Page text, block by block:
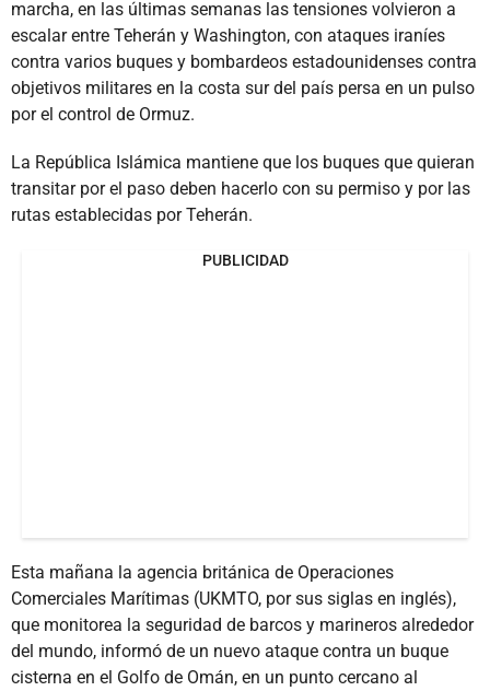
marcha, en las últimas semanas las tensiones volvieron a
escalar entre Teherán y Washington, con ataques iraníes
contra varios buques y bombardeos estadounidenses contra
objetivos militares en la costa sur del país persa en un pulso
por el control de Ormuz.
La República Islámica mantiene que los buques que quieran
transitar por el paso deben hacerlo con su permiso y por las
rutas establecidas por Teherán.
PUBLICIDAD
Esta mañana la agencia británica de Operaciones
Comerciales Marítimas (UKMTO, por sus siglas en inglés),
que monitorea la seguridad de barcos y marineros alrededor
del mundo, informó de un nuevo ataque contra un buque
cisterna en el Golfo de Omán, en un punto cercano al